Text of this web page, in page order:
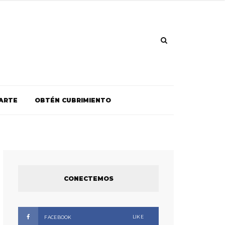
OBTÉN CUBRIMIENTO
CONECTEMOS
FACEBOOK LIKE